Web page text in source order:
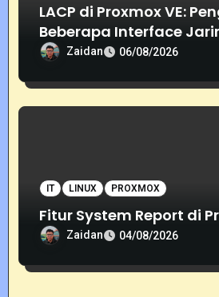
LACP di Proxmox VE:
Beberapa Interface
Zaidan 06/08/2026
IT LINUX PROXMOX
Fitur System Report di
Zaidan 04/08/2026